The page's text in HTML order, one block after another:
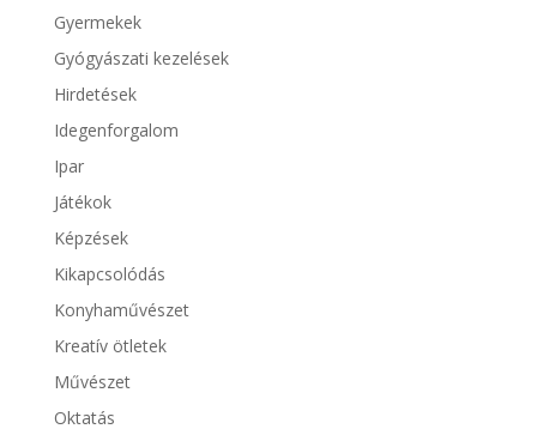
Gyermekek
Gyógyászati kezelések
Hirdetések
Idegenforgalom
Ipar
Játékok
Képzések
Kikapcsolódás
Konyhaművészet
Kreatív ötletek
Művészet
Oktatás